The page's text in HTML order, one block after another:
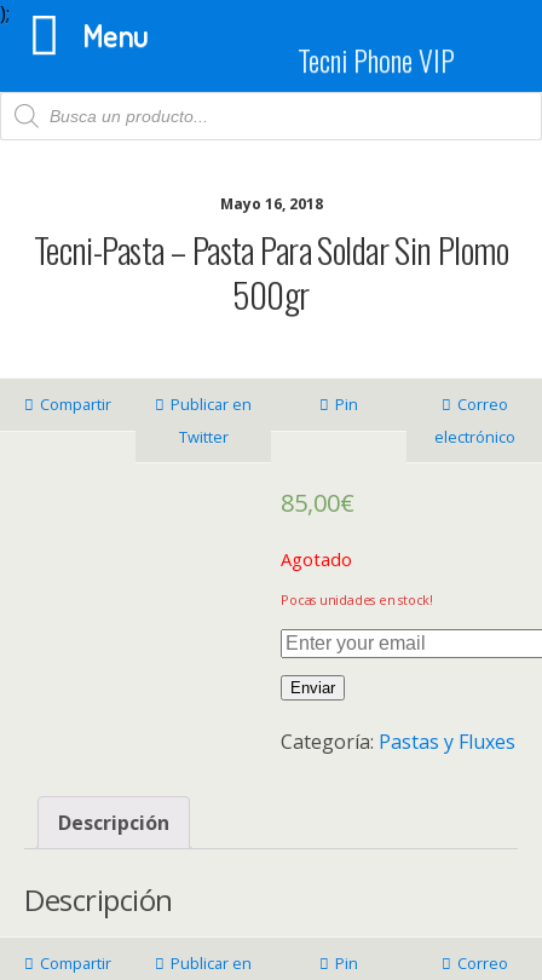
);
Tecni Phone VIP
Products
search
Mayo 16, 2018
Tecni-Pasta – Pasta Para Soldar Sin Plomo
500gr
Compartir
Publicar en
Twitter
Pin
Correo
electrónico
85,00€
Agotado
Pocas unidades en stock!
Enviar
Categoría: Pastas y Fluxes
Descripción
Descripción
Compartir
Publicar en
Pin
Correo
Menu